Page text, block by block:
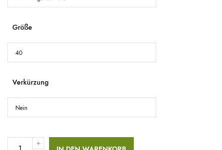
Größe
Verkürzung